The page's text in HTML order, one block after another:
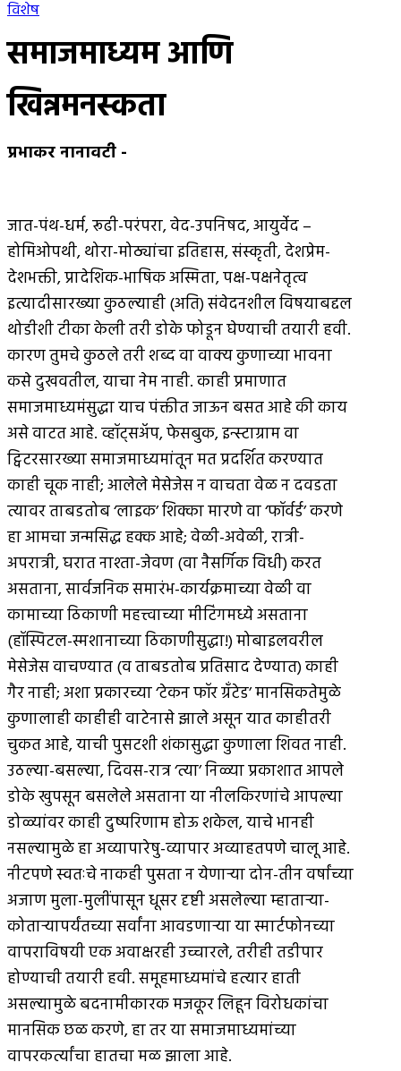
विशेष
समाजमाध्यम आणि
खिन्नमनस्कता
प्रभाकर नानावटी -
जात-पंथ-धर्म, रूढी-परंपरा, वेद-उपनिषद, आयुर्वेद –
होमिओपथी, थोरा-मोठ्यांचा इतिहास, संस्कृती, देशप्रेम-
देशभक्ती, प्रादेशिक-भाषिक अस्मिता, पक्ष-पक्षनेतृत्व
इत्यादीसारख्या कुठल्याही (अति) संवेदनशील विषयाबद्दल
थोडीशी टीका केली तरी डोके फोडून घेण्याची तयारी हवी.
कारण तुमचे कुठले तरी शब्द वा वाक्य कुणाच्या भावना
कसे दुखवतील, याचा नेम नाही. काही प्रमाणात
समाजमाध्यमंसुद्धा याच पंक्तीत जाऊन बसत आहे की काय
असे वाटत आहे. व्हॉट्सअ‍ॅप, फेसबुक, इन्स्टाग्राम वा
ट्विटरसारख्या समाजमाध्यमांतून मत प्रदर्शित करण्यात
काही चूक नाही; आलेले मेसेजेस न वाचता वेळ न दवडता
त्यावर ताबडतोब ‘लाइक’ शिक्का मारणे वा ‘फॉर्वर्ड’ करणे
हा आमचा जन्मसिद्ध हक्क आहे; वेळी-अवेळी, रात्री-
अपरात्री, घरात नाश्ता-जेवण (वा नैसर्गिक विधी) करत
असताना, सार्वजनिक समारंभ-कार्यक्रमाच्या वेळी वा
कामाच्या ठिकाणी महत्त्वाच्या मीटिंगमध्ये असताना
(हॉस्पिटल-स्मशानाच्या ठिकाणीसुद्धा!) मोबाइलवरील
मेसेजेस वाचण्यात (व ताबडतोब प्रतिसाद देण्यात) काही
गैर नाही; अशा प्रकारच्या ‘टेकन फॉर ग्रँटेड’ मानसिकतेमुळे
कुणालाही काहीही वाटेनासे झाले असून यात काहीतरी
चुकत आहे, याची पुसटशी शंकासुद्धा कुणाला शिवत नाही.
उठल्या-बसल्या, दिवस-रात्र ‘त्या’ निळ्या प्रकाशात आपले
डोके खुपसून बसलेले असताना या नीलकिरणांचे आपल्या
डोळ्यांवर काही दुष्परिणाम होऊ शकेल, याचे भानही
नसल्यामुळे हा अव्यापारेषु-व्यापार अव्याहतपणे चालू आहे.
नीटपणे स्वतःचे नाकही पुसता न येणार्‍या दोन-तीन वर्षांच्या
अजाण मुला-मुलींपासून धूसर दृष्टी असलेल्या म्हातार्‍या-
कोतार्‍यापर्यंतच्या सर्वांना आवडणार्‍या या स्मार्टफोनच्या
वापराविषयी एक अवाक्षरही उच्चारले, तरीही तडीपार
होण्याची तयारी हवी. समूहमाध्यमांचे हत्यार हाती
असल्यामुळे बदनामीकारक मजकूर लिहून विरोधकांचा
मानसिक छळ करणे, हा तर या समाजमाध्यमांच्या
वापरकर्त्यांचा हातचा मळ झाला आहे.